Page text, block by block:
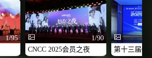
1/95
1/90
CNCC 2025会员之夜